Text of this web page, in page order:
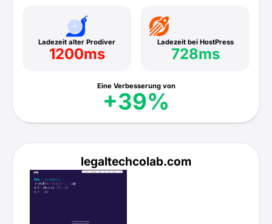
Ladezeit alter Prodiver
1200ms
Ladezeit bei HostPress
728ms
Eine Verbesserung von
+39%
legaltechcolab.com